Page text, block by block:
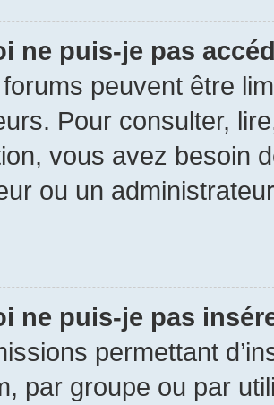
ne puis-je pas
peuvent être
Pour consulter,
vous avez besoin
ou un
ne puis-je pas
permettant
par groupe ou par